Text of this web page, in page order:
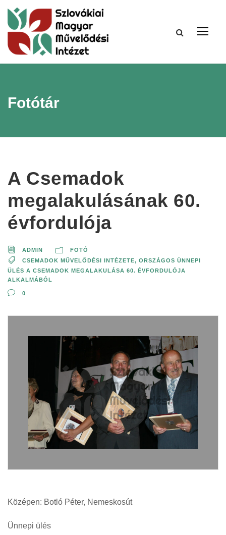
Fotótár
A Csemadok
megalakulásának 60.
évfordulója
ADMIN
FOTÓ
CSEMADOK MŰVELŐDÉSI INTÉZETE, ORSZÁGOS ÜNNEPI
ÜLÉS A CSEMADOK MEGALAKULÁSA 60. ÉVFORDULÓJA
ALKALMÁBÓL
0
Középen: Botló Péter, Nemeskosút
Ünnepi ülés